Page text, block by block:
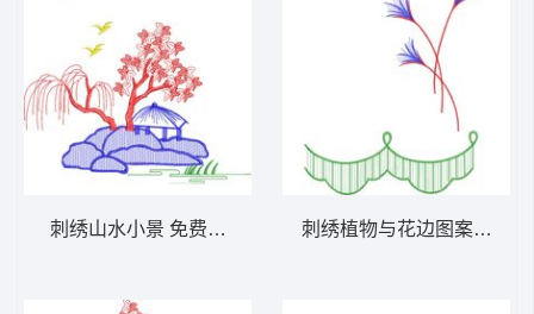
刺绣山水小景 免费床上用品花边窗帘刺绣植物与花边图案 免费